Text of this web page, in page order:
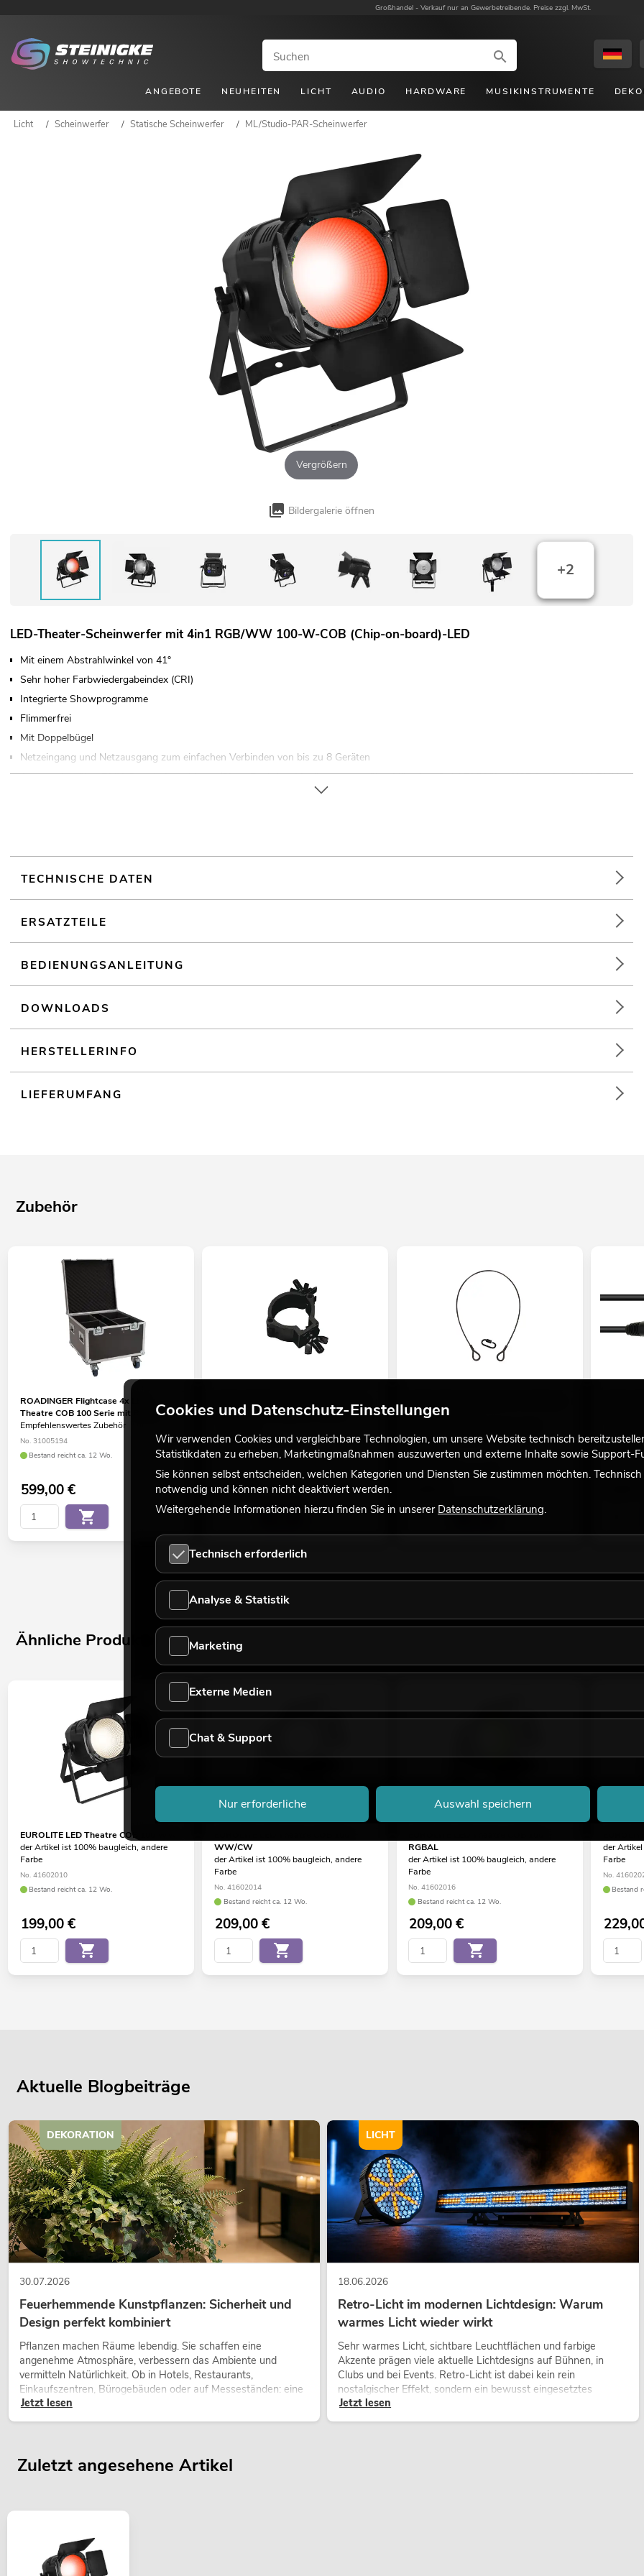
Großhandel - Verkauf nur an Gewerbetreibende. Preise zzgl. MwSt.
ANGEBOTE NEUHEITEN LICHT AUDIO HARDWARE MUSIKINSTRUMENTE
Licht / Scheinwerfer / Statische Scheinwerfer / ML/Studio-PAR-Scheinwerfer
Vergrößern
Bildergalerie öffnen
+2
LED-Theater-Scheinwerfer mit 4in1 RGB/WW 100-W-COB (Chip-on-board)-LED
Mit einem Abstrahlwinkel von 41°
Sehr hoher Farbwiedergabeindex (CRI)
Integrierte Showprogramme
Flimmerfrei
Mit Doppelbügel
Netzeingang und Netzausgang zum einfachen Verbinden von bis zu 8 Geräten
Ansteuerbar über DMX; Stand-alone; Master/Slave-Funktion; Musiksteuerung über Mikrofon; QuickDMX über USB (optional); W-DMX
by Wireless Solution über USB (optional); CRMX by LumenRadio über USB (optional)
TECHNISCHE DATEN
ERSATZTEILE
BEDIENUNGSANLEITUNG
DOWNLOADS
HERSTELLERINFO
LIEFERUMFANG
Zubehör
ROADINGER Flightcase 4x LED
Theatre COB 100 Serie mit Rollen
Empfehlenswertes Zubehör
No. 31005194
Bestand reicht ca. 12 Wo.
599,00€
Zubehör zur Montage des Gerätes
Bestand reicht ca. 12 Wo.
7,90€
bis 5kg, schwarz
Überkopfmontage
No. 58010341
Bestand reicht ca. 12 Wo.
Bestand
Ähnliche Produkte
EUROLITE LED Theatre COB 100 WW
der Artikel ist 100% baugleich, andere
Farbe
No. 41602010
Bestand reicht ca. 12 Wo.
199,00€
WW/CW
der Artikel ist 100% baugleich, andere
Farbe
No. 41602014
Bestand reicht ca. 12 Wo.
209,00€
RGBAL
der Artikel ist 100% baugleich, andere
Farbe
No. 41602016
Bestand reicht ca. 12 Wo.
209,00€
der
Farbe
No.
Bestand
Aktuelle Blogbeiträge
30.07.2026
Feuerhemmende Kunstpflanzen: Sicherheit und
Design perfekt kombiniert
Pflanzen machen Räume lebendig. Sie schaffen eine
angenehme Atmosphäre, verbessern das Ambiente und
vermitteln Natürlichkeit. Ob in Hotels, Restaurants,
Einkaufszentren, Bürogebäuden oder auf Messeständen: eine
hochwertige Begrünung gehört heute längst zum modernen
Raumkonzept.
Jetzt lesen
DEKORATION
18.06.2026
Retro-Licht im modernen Lichtdesign: Warum
warmes Licht wieder wirkt
Sehr warmes Licht, sichtbare Leuchtflächen und farbige
Akzente prägen viele aktuelle Lichtdesigns auf Bühnen, in
Clubs und bei Events. Retro-Licht ist dabei kein rein
nostalgischer Effekt, sondern ein bewusst eingesetztes
Gestaltungsmittel: Es schafft Atmosphäre, gibt Szenen
Charakter und kann technische LED-Setups emotionaler
Jetzt lesen
LICHT
Zuletzt angesehene Artikel
Cookies und Datenschutz-Einstellungen
Wir verwenden Cookies und vergleichbare Technologien, um unsere Website technisch
Statistikdaten zu erheben, Marketingmaßnahmen auszuwerten und externe Inhalte sowie Support-
Sie können selbst entscheiden, welchen Kategorien und Diensten Sie zustimmen möchten.
notwendig und können nicht deaktiviert werden.
Weitergehende Informationen hierzu finden Sie in unserer Datenschutzerklärung.
Technisch erforderlich
Analyse & Statistik
Marketing
Externe Medien
Chat & Support
Nur erforderliche Auswahl speichern